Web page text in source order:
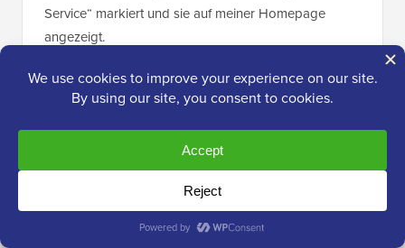
Service“ markiert und sie auf meiner Homepage
angezeigt.
Die automatische Synchronisierungsfunktion hielt
meinen Bewertungsfeed in Echtzeit auf dem neuesten
Stand. Neue Bewertungen erschienen auf meiner
Website, ohne dass ich etwas tun musste.
Ich habe auch die integrierten Filter verwendet, um
niedrig bewertete Rezensionen automatisch